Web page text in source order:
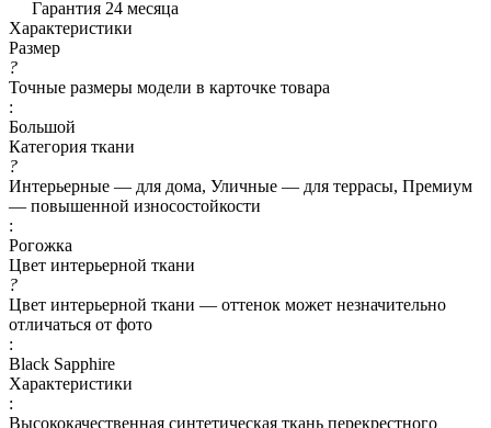
Гарантия 24 месяца
Характеристики
Размер
?
Точные размеры модели в карточке товара
:
Большой
Категория ткани
?
Интерьерные — для дома, Уличные — для террасы, Премиум
— повышенной износостойкости
:
Рогожка
Цвет интерьерной ткани
?
Цвет интерьерной ткани — оттенок может незначительно
отличаться от фото
:
Black Sapphire
Характеристики
:
Высококачественная синтетическая ткань перекрестного